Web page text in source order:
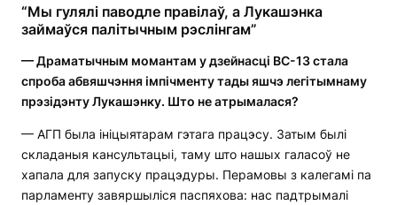
“Мы гулялі паводле правілаў, а Лукашэнка
займаўся палітычным рэслінгам”
— Драматычным момантам у дзейнасці ВС-13 стала
спроба абвяшчэння імпічменту тады яшчэ легітымнаму
прэзідэнту Лукашэнку. Што не атрымалася?
— АГП была ініцыятарам гэтага працэсу. Затым былі
складаныя кансультацыі, таму што нашых галасоў не
хапала для запуску працэдуры. Перамовы з калегамі па
парламенту завяршыліся паспяхова: нас падтрымалі